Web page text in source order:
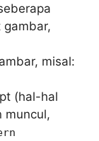
misal:
(hal-hal
muncul,